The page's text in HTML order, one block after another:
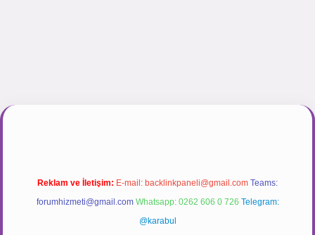
Reklam ve İletişim: E-mail: backlinkpaneli@gmail.com Teams:
forumhizmeti@gmail.com Whatsapp: 0262 606 0 726 Telegram:
@karabul